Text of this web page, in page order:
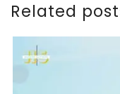
Related